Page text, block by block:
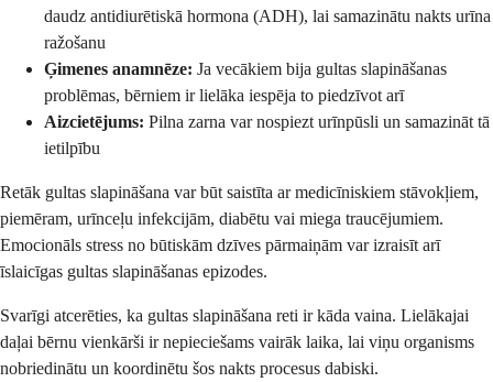
daudz antidiurētiskā hormona (ADH), lai samazinātu nakts urīna
ražošanu
Ģimenes anamnēze: Ja vecākiem bija gultas slapināšanas
problēmas, bērniem ir lielāka iespēja to piedzīvot arī
Aizcietējums: Pilna zarna var nospiezt urīnpūsli un samazināt tā
ietilpību
Retāk gultas slapināšana var būt saistīta ar medicīniskiem stāvokļiem,
piemēram, urīnceļu infekcijām, diabētu vai miega traucējumiem.
Emocionāls stress no būtiskām dzīves pārmaiņām var izraisīt arī
īslaicīgas gultas slapināšanas epizodes.
Svarīgi atcerēties, ka gultas slapināšana reti ir kāda vaina. Lielākajai
daļai bērnu vienkārši ir nepieciešams vairāk laika, lai viņu organisms
nobriedinātu un koordinētu šos nakts procesus dabiski.